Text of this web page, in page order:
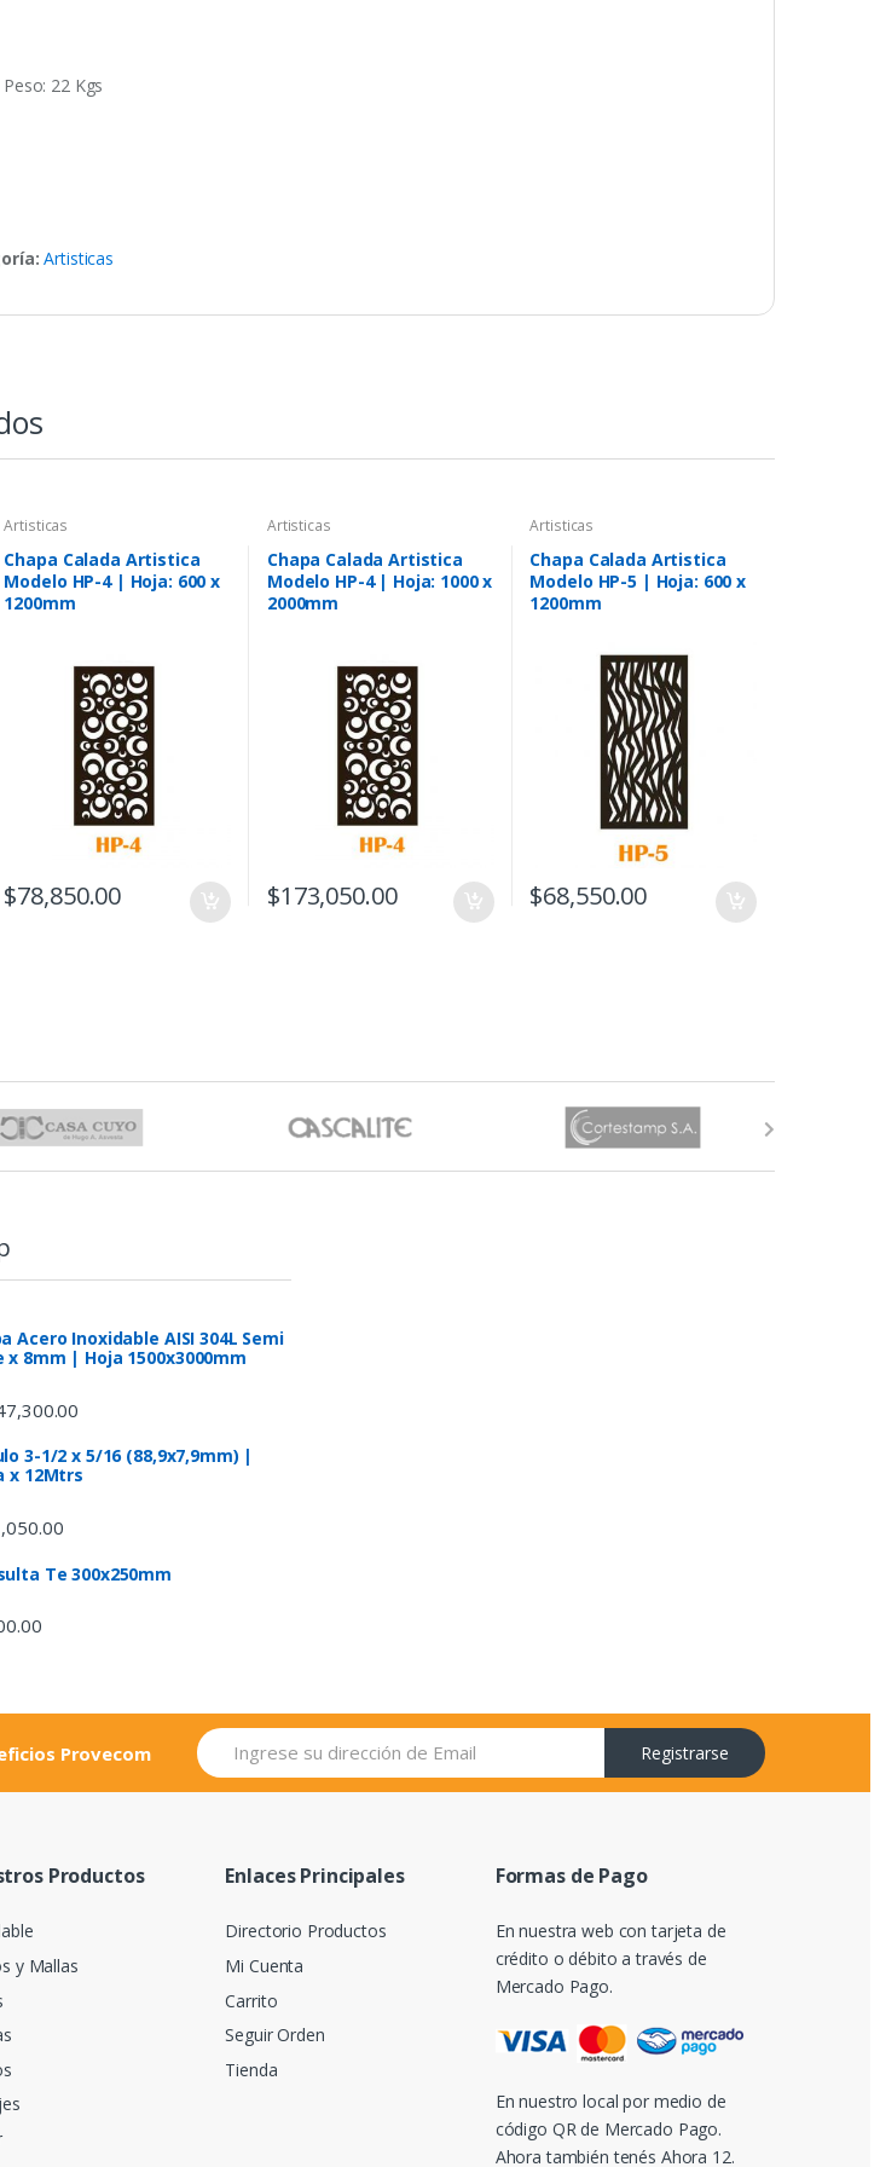
22 Kgs
Artisticas
Artisticas
Chapa Calada Artistica
Modelo HP-4 | Hoja: 600 x
1200mm
$78,850.00
Artisticas
Chapa Calada Artistica
Modelo HP-4 | Hoja: 1000 x
2000mm
$173,050.00
Artisticas
Chapa Calada Artistica
Modelo HP-5 | Hoja: 600 x
1200mm
$68,550.00
Acero Inoxidable AISI 304L Semi
x 8mm | Hoja 1500x3000mm
3-1/2 x 5/16 (88,9x7,9mm) |
x 12Mtrs
Te 300x250mm
Provecom Registrarse
Productos
y Mallas
Enlaces Principales
Directorio Productos
Mi Cuenta
Carrito
Seguir Orden
Tienda
Formas de Pago
En nuestra web con tarjeta de
crédito o débito a través de
Mercado Pago.
En nuestro local por medio de
código QR de Mercado Pago.
Ahora también tenés Ahora 12.